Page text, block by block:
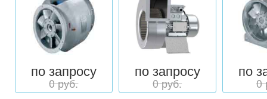
по запросу
0 руб.
по запросу
0 руб.
по
0